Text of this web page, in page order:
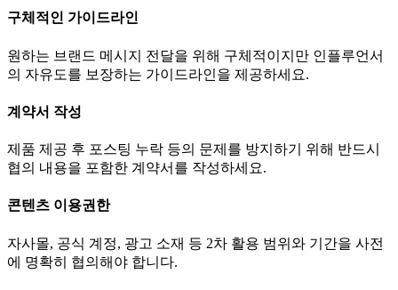
구체적인 가이드라인
원하는 브랜드 메시지 전달을 위해 구체적이지만 인플루언서
의 자유도를 보장하는 가이드라인을 제공하세요.
계약서 작성
제품 제공 후 포스팅 누락 등의 문제를 방지하기 위해 반드시
협의 내용을 포함한 계약서를 작성하세요.
콘텐츠 이용권한
자사몰, 공식 계정, 광고 소재 등 2차 활용 범위와 기간을 사전
에 명확히 협의해야 합니다.